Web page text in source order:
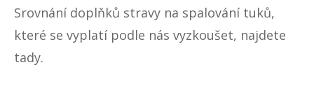
Srovnání doplňků stravy na spalování tuků,
které se vyplatí podle nás vyzkoušet, najdete
tady.